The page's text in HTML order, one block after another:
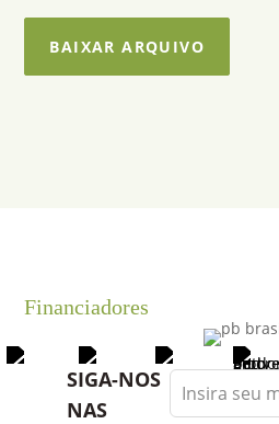
BAIXAR ARQUIVO
Financiadores
SIGA-NOS
NAS
Leave
this